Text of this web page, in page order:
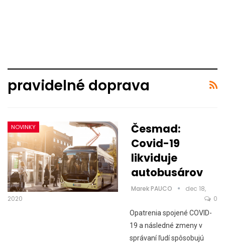
pravidelné doprava
NOVINKY
Česmad:
Covid-19
likviduje
autobusárov
Marek PAUCO
dec 18,
2020
0
Opatrenia spojené COVID-
19 a následné zmeny v
správaní ľudí spôsobujú